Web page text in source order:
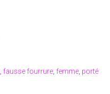
, fausse fourrure, femme, porté